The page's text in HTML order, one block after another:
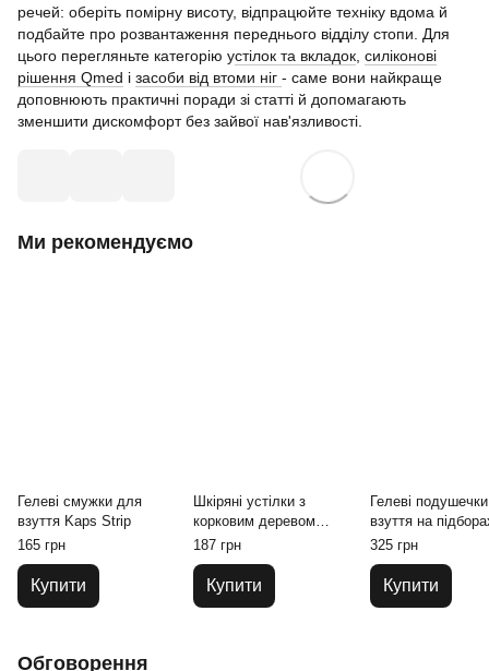
речей: оберіть помірну висоту, відпрацюйте техніку вдома й
подбайте про розвантаження переднього відділу стопи. Для
цього перегляньте категорію устілок та вкладок силіконові
рішення Qmed і засоби від втоми ніг - саме вони найкраще
доповнюють практичні поради зі статті й допомагають
зменшити дискомфорт без зайвої нав'язливості.
Ми рекомендуємо
Гелеві смужки для
взуття Kaps Strip
165 грн
Купити
Шкіряні устілки з
корковим деревом
Kaps Leather Cork
187 грн
Купити
Гелеві
взуття на
FootMate G031
325 грн
Купити
Обговорення